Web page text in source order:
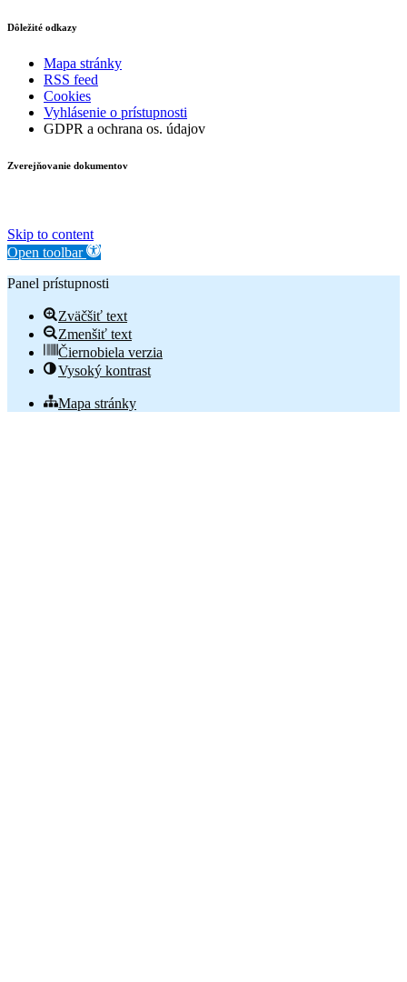
Dôležité odkazy
Mapa stránky
RSS feed
Cookies
Vyhlásenie o prístupnosti
GDPR a ochrana os. údajov
Zverejňovanie dokumentov
Skip to content
Open toolbar
Panel prístupnosti
Zväčšiť text
Zmenšiť text
Čiernobiela verzia
Vysoký kontrast
Mapa stránky